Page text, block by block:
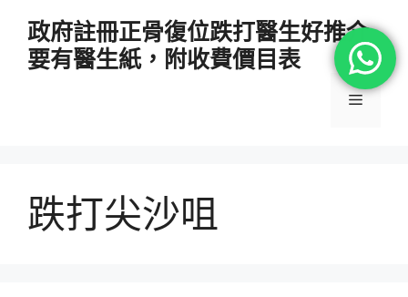
政府註冊正骨復位跌打醫生好推介
要有醫生紙，附收費價目表
選
跌打尖沙咀